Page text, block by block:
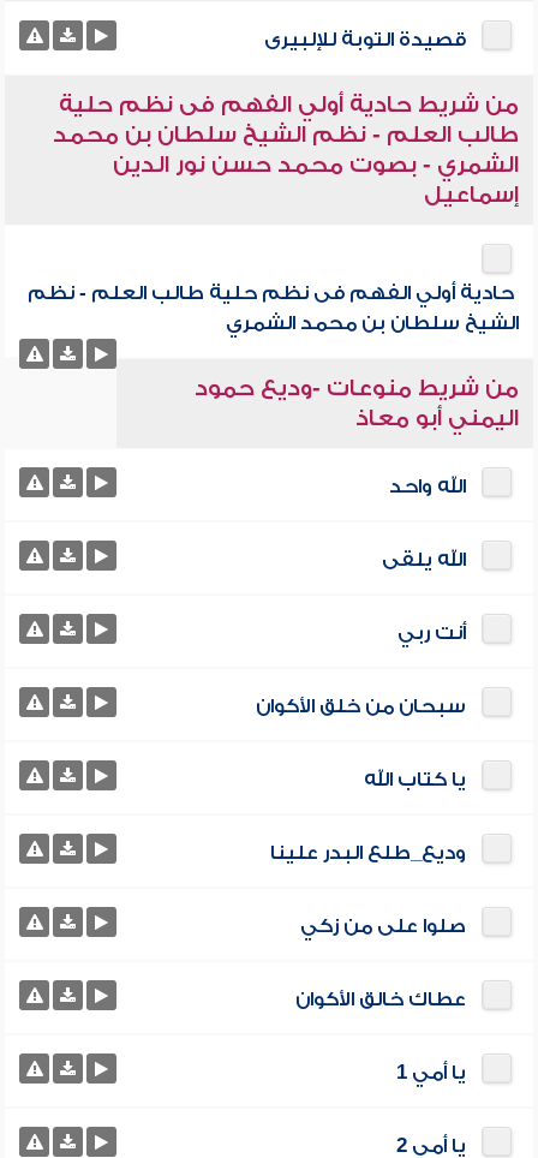
قصيدة التوبة للإلبيرى
من شريط حادية أولي الفهم فى نظم حلية
طالب العلم - نظم الشيخ سلطان بن محمد
الشمري - بصوت محمد حسن نور الدين
إسماعيل
حادية أولي الفهم فى نظم حلية طالب العلم - نظم
الشيخ سلطان بن محمد الشمري
من شريط منوعات -وديع حمود
اليمني أبو معاذ
الله واحد
الله يلقى
أنت ربي
سبحان من خلق الأكوان
يا كتاب الله
وديع_طلع البدر علينا
صلوا على من زكي
عطاك خالق الأكوان
يا أمي 1
يا أمي 2